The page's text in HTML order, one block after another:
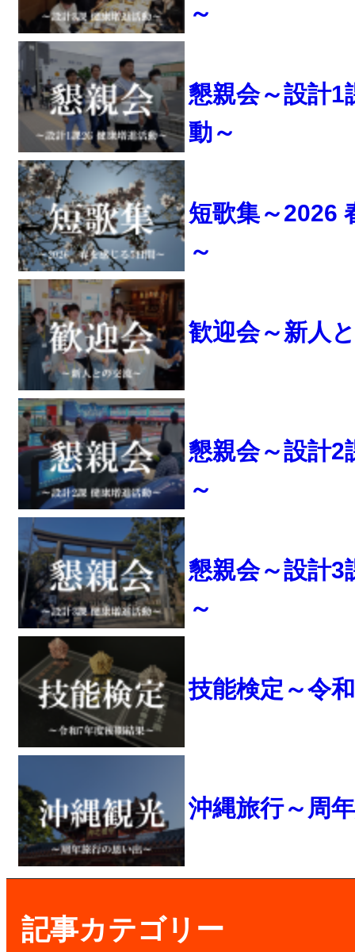
～
懇親会～設計1
動～
短歌集～2026
～
歓迎会～新人
懇親会～設計2
～
懇親会～設計3
～
技能検定～令
沖縄旅行～周
記事カテゴリー